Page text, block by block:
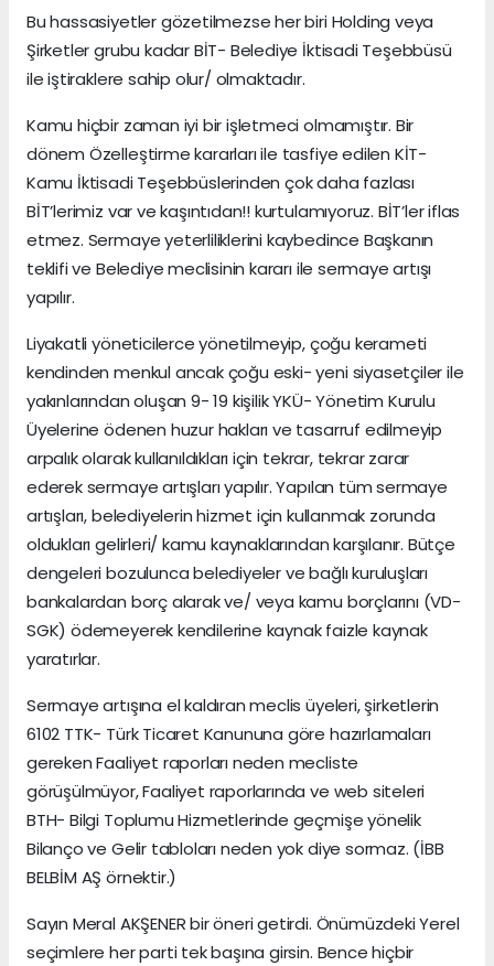
Bu hassasiyetler gözetilmezse her biri Holding veya
Şirketler grubu kadar BİT- Belediye İktisadi Teşebbüsü
ile iştiraklere sahip olur/ olmaktadır.
Kamu hiçbir zaman iyi bir işletmeci olmamıştır. Bir
dönem Özelleştirme kararları ile tasfiye edilen KİT-
Kamu İktisadi Teşebbüslerinden çok daha fazlası
BİT’lerimiz var ve kaşıntıdan!! kurtulamıyoruz. BİT’ler iflas
etmez. Sermaye yeterliliklerini kaybedince Başkanın
teklifi ve Belediye meclisinin kararı ile sermaye artışı
yapılır.
Liyakatli yöneticilerce yönetilmeyip, çoğu kerameti
kendinden menkul ancak çoğu eski- yeni siyasetçiler ile
yakınlarından oluşan 9- 19 kişilik YKÜ- Yönetim Kurulu
Üyelerine ödenen huzur hakları ve tasarruf edilmeyip
arpalık olarak kullanıldıkları için tekrar, tekrar zarar
ederek sermaye artışları yapılır. Yapılan tüm sermaye
artışları, belediyelerin hizmet için kullanmak zorunda
oldukları gelirleri/ kamu kaynaklarından karşılanır. Bütçe
dengeleri bozulunca belediyeler ve bağlı kuruluşları
bankalardan borç alarak ve/ veya kamu borçlarını (VD-
SGK) ödemeyerek kendilerine kaynak faizle kaynak
yaratırlar.
Sermaye artışına el kaldıran meclis üyeleri, şirketlerin
6102 TTK- Türk Ticaret Kanununa göre hazırlamaları
gereken Faaliyet raporları neden mecliste
görüşülmüyor, Faaliyet raporlarında ve web siteleri
BTH- Bilgi Toplumu Hizmetlerinde geçmişe yönelik
Bilanço ve Gelir tabloları neden yok diye sormaz. (İBB
BELBİM AŞ örnektir.)
Sayın Meral AKŞENER bir öneri getirdi. Önümüzdeki Yerel
seçimlere her parti tek başına girsin. Bence hiçbir